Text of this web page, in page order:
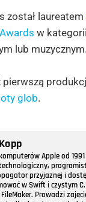
został laureatem
w
lub muzycznym.
glob.
Apple od
przyjaznej i
w Swift i czystym
Prowadzi